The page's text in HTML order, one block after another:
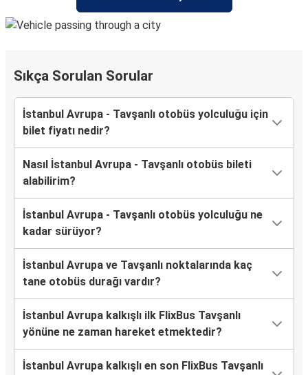
Sıkça Sorulan Sorular
İstanbul Avrupa - Tavşanlı otobüs yolculuğu için
bilet fiyatı nedir?
Nasıl İstanbul Avrupa - Tavşanlı otobüs bileti
alabilirim?
İstanbul Avrupa - Tavşanlı otobüs yolculuğu ne
kadar sürüyor?
İstanbul Avrupa ve Tavşanlı noktalarında kaç
tane otobüs durağı vardır?
İstanbul Avrupa kalkışlı ilk FlixBus Tavşanlı
yönüne ne zaman hareket etmektedir?
İstanbul Avrupa kalkışlı en son FlixBus Tavşanlı